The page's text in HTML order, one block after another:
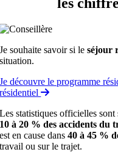
Je souhaite savoir si leséjour
situation.
Je découvre le programme
résidentiel
Les statistiques officielles
10 à 20 % des accidents du
est en cause dans40 à 45 %
travail ou sur le trajet.